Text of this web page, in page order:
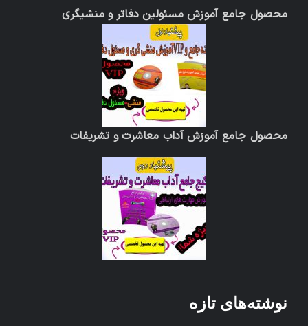
محصول جامع آموزش مسئولین دفاتر و منشیگری
محصول جامع آموزش آداب معاشرت و تشریفات
نوشته‌های تازه